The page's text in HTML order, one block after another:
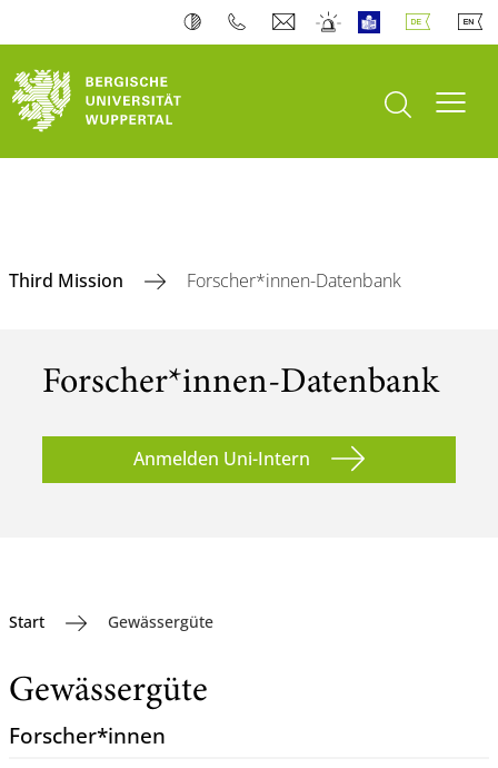
Suche öffnen
Third Mission Forscher*innen-Datenbank
Forscher*innen-Datenbank
Anmelden Uni-Intern
Start Gewässergüte
Gewässergüte
Forscher*innen